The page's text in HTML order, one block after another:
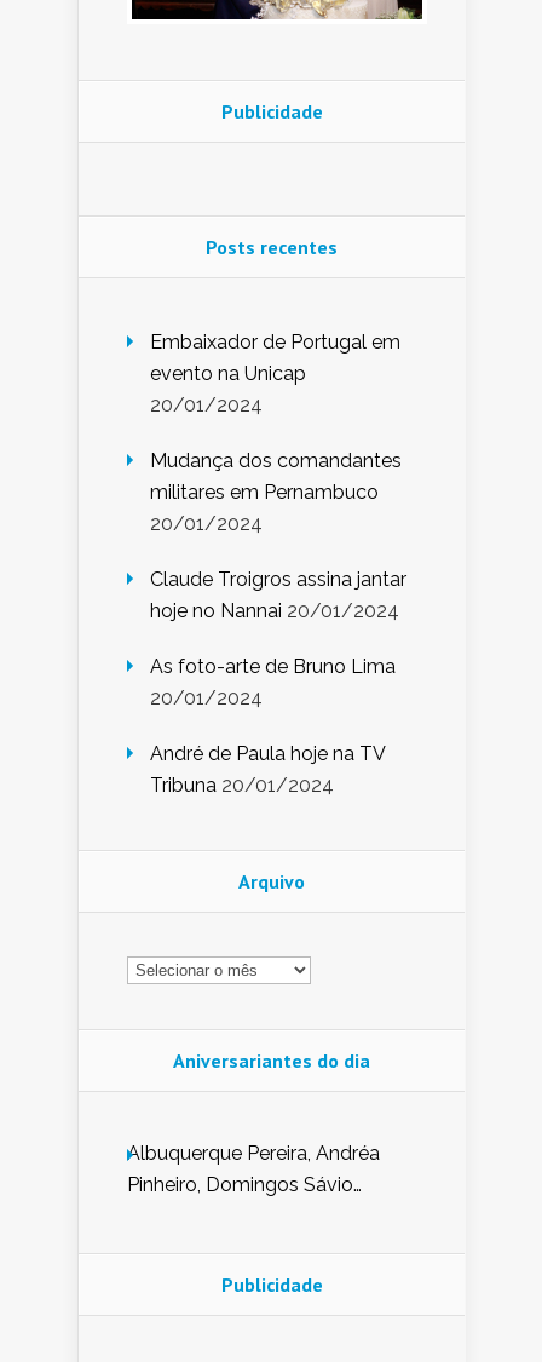
Publicidade
Posts recentes
Embaixador de Portugal em
evento na Unicap
20/01/2024
Mudança dos comandantes
militares em Pernambuco
20/01/2024
Claude Troigros assina jantar
hoje no Nannai 20/01/2024
As foto-arte de Bruno Lima
20/01/2024
André de Paula hoje na TV
Tribuna 20/01/2024
Arquivo
Arquivo
Aniversariantes do dia
Albuquerque Pereira, Andréa
Pinheiro, Domingos Sávio
Nunes de Sena, Fátima Peixoto,
Glória Pereira, Kátia Mesel,
Publicidade